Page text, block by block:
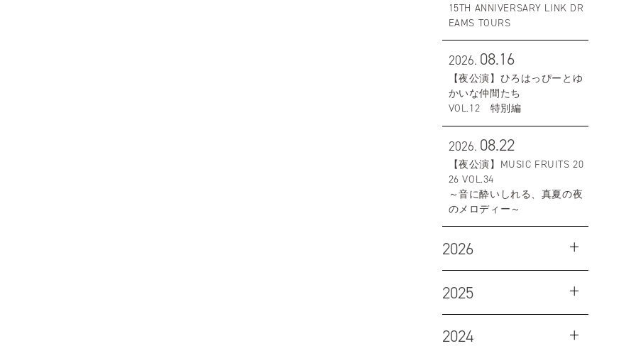
15TH ANNIVERSARY LINK DR
EAMS TOURS
2026. 08.16
【夜公演】ひろはっぴーとゆ
かいな仲間たち
VOL.12 特別編
2026. 08.22
【夜公演】MUSIC FRUITS 20
26 VOL.34
～音に酔いしれる、真夏の夜
のメロディー～
2026
2025
2024